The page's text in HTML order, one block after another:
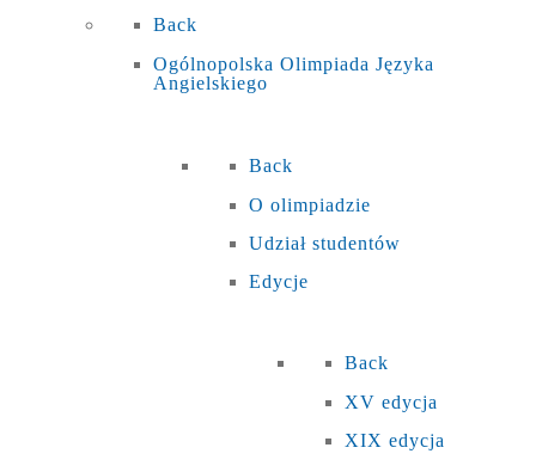
Back
Ogólnopolska Olimpiada Języka
Angielskiego
Back
O olimpiadzie
Udział studentów
Edycje
Back
XV edycja
XIX edycja